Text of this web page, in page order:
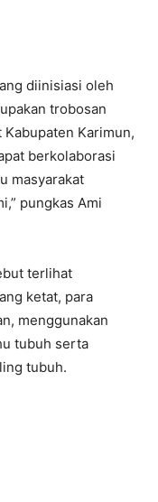
diinisiasi oleh
trobosan
Karimun,
berkolaborasi
masyarakat
pungkas Ami
terlihat
ketat, para
menggunakan
tubuh serta
tubuh.